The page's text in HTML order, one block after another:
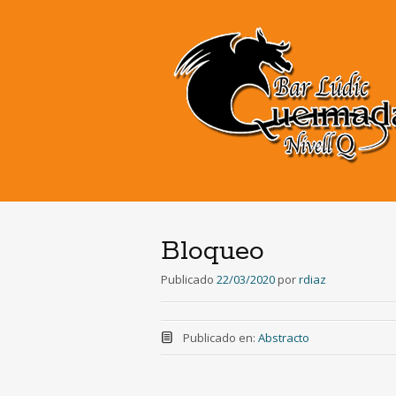
Bloqueo
Publicado 22/03/2020 porrdiaz
Publicado en: Abstracto